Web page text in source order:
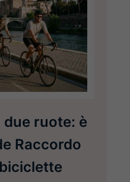
due ruote: è
Raccordo